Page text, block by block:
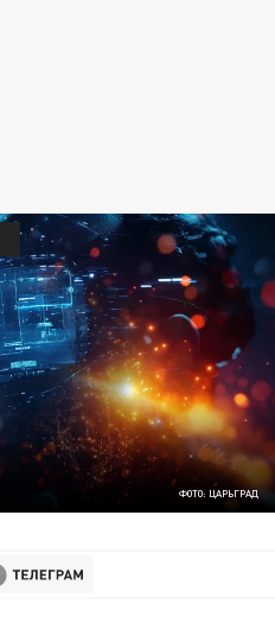
ФОТО: ЦАРЬГРАД